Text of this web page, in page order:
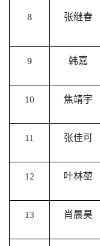
8 张继春
9 韩嘉
10 焦靖宇
11 张佳可
12 叶林堃
13 肖晨昊